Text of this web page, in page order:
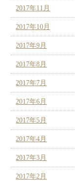
2017年11月
2017年10月
2017年9月
2017年8月
2017年7月
2017年6月
2017年5月
2017年4月
2017年3月
2017年2月